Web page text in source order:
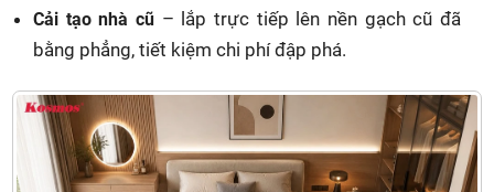
Cải tạo nhà cũ – lắp trực tiếp lên nền gạch cũ đã
bằng phẳng, tiết kiệm chi phí đập phá.